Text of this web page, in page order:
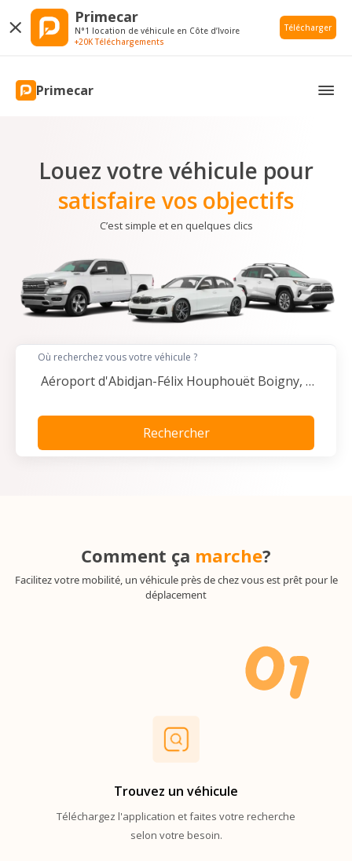
Primecar
N°1 location de véhicule en Côte d’Ivoire
+20K Téléchargements
Télécharger
Primecar
Louez votre véhicule pour
satisfaire vos objectifs
C’est simple et en quelques clics
Où recherchez vous votre véhicule ?
Rechercher
Comment ça marche?
Facilitez votre mobilité, un véhicule près de chez vous est prêt pour le
déplacement
01
Trouvez un véhicule
Téléchargez l'application et faites votre recherche
selon votre besoin.